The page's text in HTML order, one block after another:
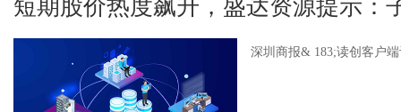
短期股价热度飙升，盛达资源提示：
深圳商报& 183;读创客户